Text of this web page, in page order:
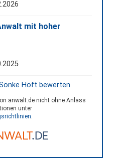
mit hoher
Höft bewerten
anwalt.de nicht ohne Anlass
unter